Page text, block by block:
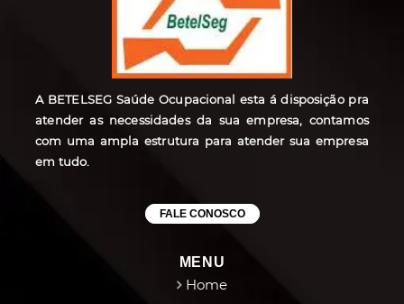
A BETELSEG Saúde Ocupacional esta á disposição pra
atender as necessidades da sua empresa, contamos
com uma ampla estrutura para atender sua empresa
em tudo.
FALE CONOSCO
MENU
Home